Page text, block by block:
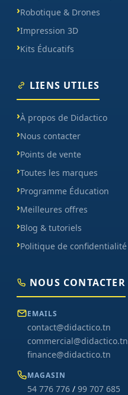
Robotique & Drones
Impression 3D
Kits Éducatifs
LIENS UTILES
À propos de Didactico
Nous contacter
Points de vente
Toutes les marques
Programme Éducation
Meilleures offres
Blog & tutoriels
Politique de confidentialité
NOUS CONTACTER
EMAILS
contact@didactico.tn
commercial@didactico.tn
finance@didactico.tn
MAGASIN
54 776 776 / 99 707 685